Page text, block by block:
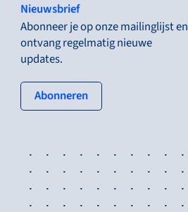
Nieuwsbrief
Abonneer je op onze mailinglijst en
ontvang regelmatig nieuwe
updates.
Abonneren: tertiary button